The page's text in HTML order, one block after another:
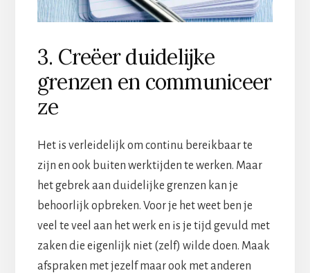
3. Creëer duidelijke
grenzen en communiceer
ze
Het is verleidelijk om continu bereikbaar te
zijn en ook buiten werktijden te werken. Maar
het gebrek aan duidelijke grenzen kan je
behoorlijk opbreken. Voor je het weet ben je
veel te veel aan het werk en is je tijd gevuld met
zaken die eigenlijk niet (zelf) wilde doen. Maak
afspraken met jezelf maar ook met anderen